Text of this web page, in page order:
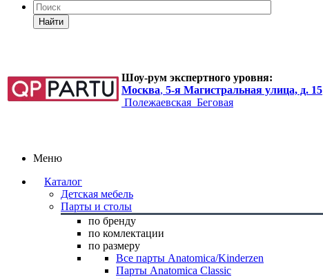
Найти
Шоу-рум экспертного уровня:
Москва, 5-я Магистральная улица, д. 15
Полежаевская Беговая
Меню
Каталог
Детская мебель
Парты и столы
по бренду
по комлектации
по размеру
Все парты Anatomica/Kinderzen
Парты Anatomica Classic